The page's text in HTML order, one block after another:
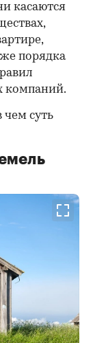
касаются
порядка
компаний.
чем суть